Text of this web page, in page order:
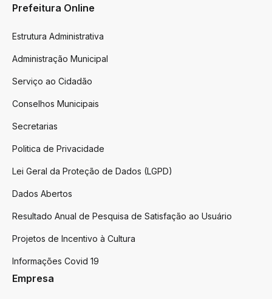
Prefeitura Online
Estrutura Administrativa
Administração Municipal
Serviço ao Cidadão
Conselhos Municipais
Secretarias
Politica de Privacidade
Lei Geral da Proteção de Dados (LGPD)
Dados Abertos
Resultado Anual de Pesquisa de Satisfação ao Usuário
Projetos de Incentivo à Cultura
Informações Covid 19
Empresa